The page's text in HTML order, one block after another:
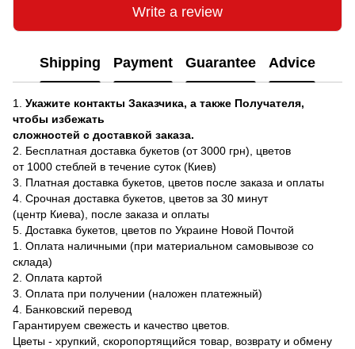
Write a review
Shipping Payment Guarantee Advice
1. Укажите контакты Заказчика, а также Получателя,
чтобы избежать
сложностей с доставкой заказа.
2. Бесплатная доставка букетов (от 3000 грн), цветов
от 1000 стеблей в течение суток (Киев)
3. Платная доставка букетов, цветов после заказа и оплаты
4. Срочная доставка букетов, цветов за 30 минут
(центр Киева), после заказа и оплаты
5. Доставка букетов, цветов по Украине Новой Почтой
1. Оплата наличными (при материальном самовывозе со
склада)
2. Оплата картой
3. Оплата при получении (наложен платежный)
4. Банковский перевод
Гарантируем свежесть и качество цветов.
Цветы - хрупкий, скоропортящийся товар, возврату и обмену